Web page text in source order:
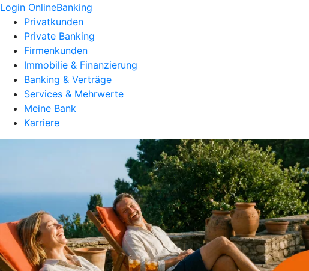
Login OnlineBanking
Privatkunden
Private Banking
Firmenkunden
Immobilie & Finanzierung
Banking & Verträge
Services & Mehrwerte
Meine Bank
Karriere